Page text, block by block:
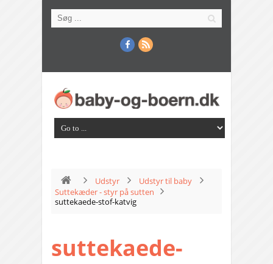
Udstyr
Udstyr til baby
Suttekæder - styr på sutten
suttekaede-stof-katvig
suttekaede-